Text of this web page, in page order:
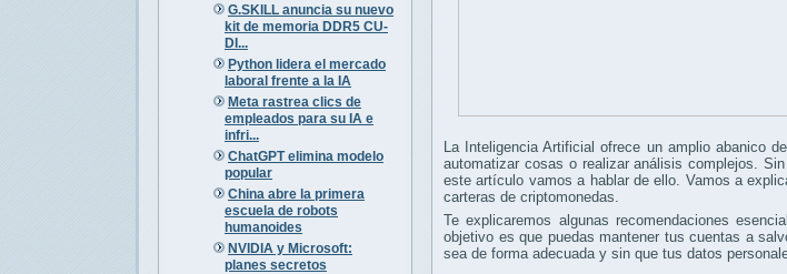
G.SKILL anuncia su nuevo
kit de memoria DDR5 CU-
DI...
Python lidera el mercado
laboral frente a la IA
Meta rastrea clics de
empleados para su IA e
infri...
ChatGPT elimina modelo
popular
China abre la primera
escuela de robots
humanoides
NVIDIA y Microsoft:
planes secretos
La Inteligencia Artificial ofrece un amplio abanico
automatizar cosas o realizar análisis complejos.
este artículo vamos a hablar de ello. Vamos a
carteras de criptomonedas.
Te explicaremos algunas recomendaciones
objetivo es que puedas mantener tus cuentas a
sea de forma adecuada y sin que tus datos